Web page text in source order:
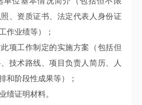
、资质证书、法定代表人身份证
作业绩等）；
工作制定的实施方案（包括但
技术路线、项目负责人简历、人
和阶段性成果等）；
证明材料。